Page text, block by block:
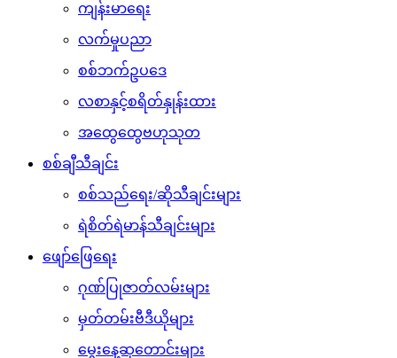
ကျန်းမာရေး
လက်မှုပညာ
စစ်ဘက်ဥပဒေ
လစာနှင့်စရိတ်နှုန်းထား
အထွေထွေဗဟုသုတ
စစ်ချီသီချင်း
စစ်သည်ရေး/ဆိုသီချင်းများ
ရဲစိတ်ရဲမာန်သီချင်းများ
ဖျော်ဖြေရေး
ဂုဏ်ပြုဇာတ်လမ်းများ
မှတ်တမ်းဗီဒီယိုများ
မွေးနေ့ဆုတောင်းများ